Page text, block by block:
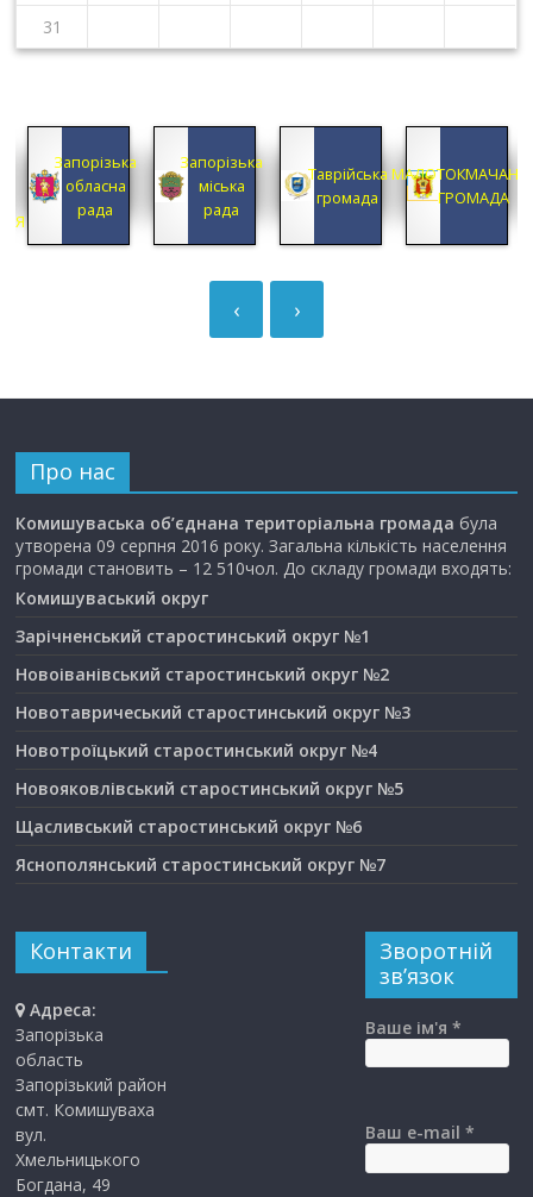
31
Запорізька
обласна
рада
Запорізька
міська
рада
Таврійська
громада
ГРОМАДА
›
‹
Про нас
Комишуваська об’єднана територіальна громада була
утворена 09 серпня 2016 року. Загальна кількість населення
громади становить – 12 510чол. До складу громади входять:
Комишуваський округ
Зарічненський старостинський округ №1
Новоіванівський старостинський округ №2
Новотавричеський старостинський округ №3
Новотроїцький старостинський округ №4
Новояковлівський старостинський округ №5
Щасливський старостинський округ №6
Яснополянський старостинський округ №7
Контакти
Адреса:
Запорізька
область
Запорізький район
смт. Комишуваха
вул.
Хмельницького
Богдана, 49
Зворотній
зв’язок
Ваше ім'я *
Ваш e-mail *